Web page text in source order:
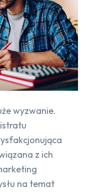
wyzwanie.
z ich
na temat